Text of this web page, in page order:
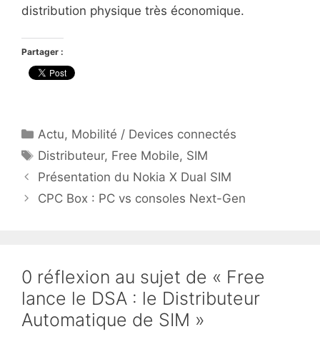
distribution physique très économique.
Partager :
Catégories
Actu, Mobilité / Devices connectés
Étiquettes
Distributeur, Free Mobile, SIM
Présentation du Nokia X Dual SIM
CPC Box : PC vs consoles Next-Gen
0 réflexion au sujet de « Free
lance le DSA : le Distributeur
Automatique de SIM »